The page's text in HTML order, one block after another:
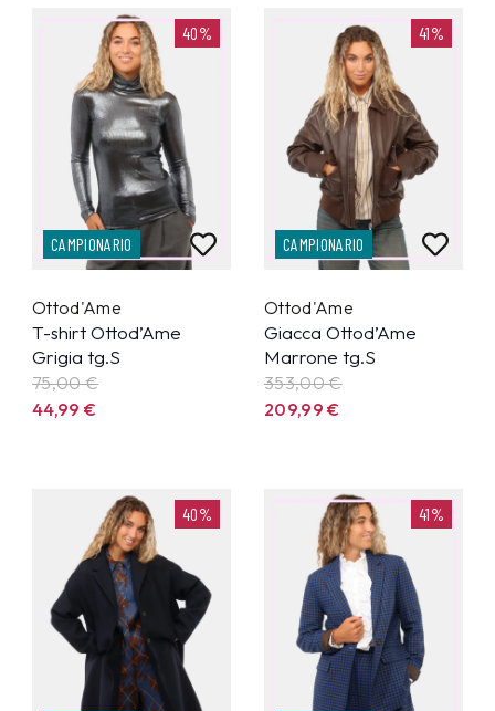
40%
CAMPIONARIO
Ottod'Ame
T-shirt Ottod’Ame
Grigia tg.S
75,00 €
44,99€
41%
CAMPIONARIO
Ottod'Ame
Giacca Ottod’Ame
Marrone tg.S
353,00 €
209,99€
40% 41%